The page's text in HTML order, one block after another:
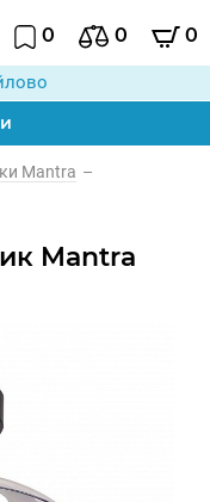
0 0 0
Mantra –
Mantra